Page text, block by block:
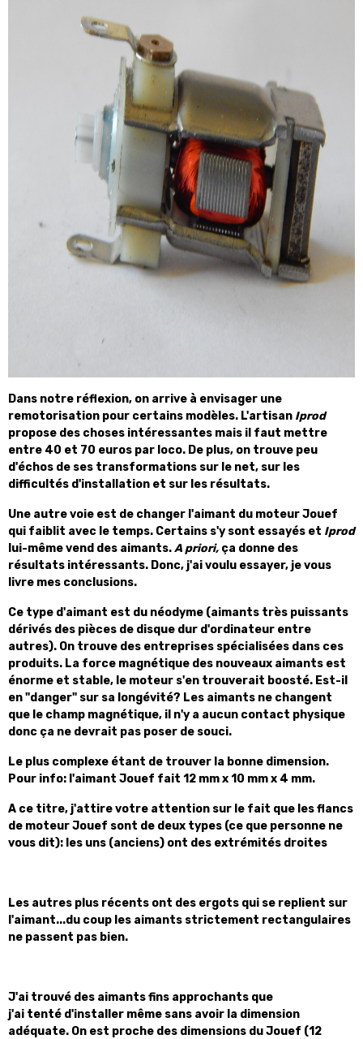
Dans notre réflexion, on arrive à envisager une
remotorisation pour certains modèles. L'artisan Iprod
propose des choses intéressantes mais il faut mettre
entre 40 et 70 euros par loco. De plus, on trouve peu
d'échos de ses transformations sur le net, sur les
difficultés d'installation et sur les résultats.
Une autre voie est de changer l'aimant du moteur Jouef
qui faiblit avec le temps. Certains s'y sont essayés et Iprod
lui-même vend des aimants.A priori, ça donne des
résultats intéressants. Donc, j'ai voulu essayer, je vous
livre mes conclusions.
Ce type d'aimant est du néodyme (aimants très puissants
dérivés des pièces de disque dur d'ordinateur entre
autres). On trouve des entreprises spécialisées dans ces
produits. La force magnétique des nouveaux aimants est
énorme et stable, le moteur s'en trouverait boosté. Est-il
en "danger" sur sa longévité? Les aimants ne changent
que le champ magnétique, il n'y a aucun contact physique
donc ça ne devrait pas poser de souci.
Le plus complexe étant de trouver la bonne dimension.
Pour info: l'aimant Jouef fait 12 mm x 10 mm x 4 mm.
A ce titre, j'attire votre attention sur le fait que les flancs
de moteur Jouef sont de deux types (ce que personne ne
vous dit): les uns (anciens) ont des extrémités droites
Les autres plus récents ont des ergots qui se replient sur
l'aimant...du coup les aimants strictement rectangulaires
ne passent pas bien.
J'ai trouvé des aimants fins approchants que
j'ai tenté d'installer même sans avoir la dimension
adéquate. On est proche des dimensions du Jouef (12